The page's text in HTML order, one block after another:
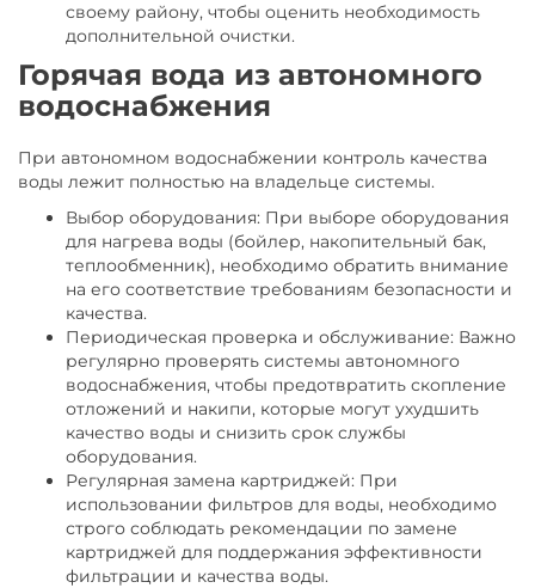
своему району, чтобы оценить необходимость
дополнительной очистки.
Горячая вода из автономного
водоснабжения
При автономном водоснабжении контроль качества
воды лежит полностью на владельце системы.
Выбор оборудования: При выборе оборудования
для нагрева воды (бойлер, накопительный бак,
теплообменник), необходимо обратить внимание
на его соответствие требованиям безопасности и
качества.
Периодическая проверка и обслуживание: Важно
регулярно проверять системы автономного
водоснабжения, чтобы предотвратить скопление
отложений и накипи, которые могут ухудшить
качество воды и снизить срок службы
оборудования.
Регулярная замена картриджей: При
использовании фильтров для воды, необходимо
строго соблюдать рекомендации по замене
картриджей для поддержания эффективности
фильтрации и качества воды.